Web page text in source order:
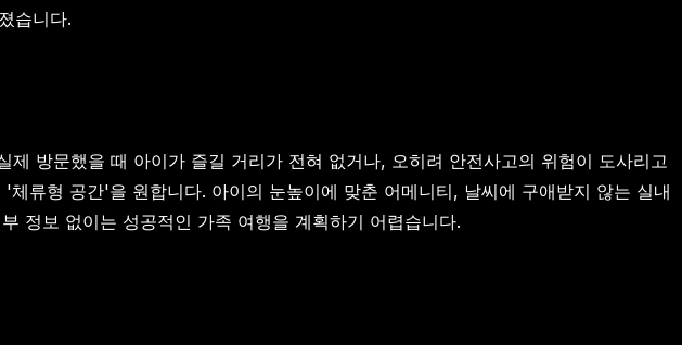
습니다.
방문했을 때 아이가 즐길 거리가 전혀 없거나, 오히려 안전사고의 위험이 도사리고
류형 공간'을 원합니다. 아이의 눈높이에 맞춘 어메니티, 날씨에 구애받지 않는 실내
정보 없이는 성공적인 가족 여행을 계획하기 어렵습니다.